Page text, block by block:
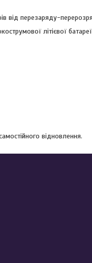
від перезаряду-
літієвої
відновлення.